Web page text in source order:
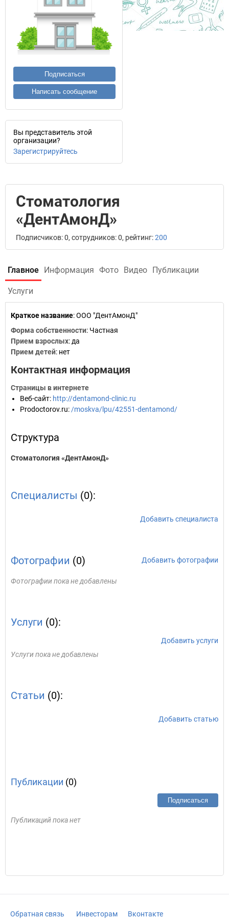
Подписаться
Написать сообщение
Вы представитель этой
организации?
Зарегистрируйтесь
Стоматология
«ДентАмонД»
Подписчиков: 0, сотрудников: 0, рейтинг:200
Главное Информация Фото Видео Публикации
Услуги
Краткое название:ООО "ДентАмонД"
Форма собственности: Частная
Прием взрослых: да
Прием детей: нет
Контактная информация
Страницы в интернете
Веб-сайт: http://dentamond-clinic.ru
Prodoctorov.ru: /moskva/lpu/42551-dentamond/
Структура
Стоматология «ДентАмонД»
Специалисты (0):
Добавить специалиста
Фотографии (0) Добавить фотографии
Фотографии пока не добавлены
Услуги (0):
Добавить услуги
Услуги пока не добавлены
Статьи (0):
Добавить статью
Публикации (0)
Подписаться
Публикаций пока нет
Обратная связь Инвесторам Вконтакте